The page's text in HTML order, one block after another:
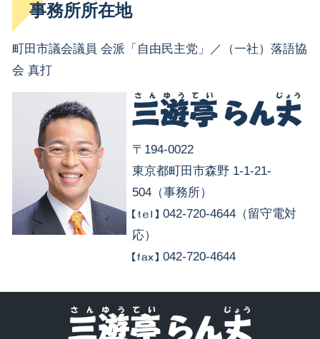
事務所所在地
町田市議会議員 会派「自由民主党」／（一社）落語協
会 真打
〒194-0022
東京都町田市森野 1-1-21-
504（事務所）
042-720-4644（留守電対
応）
042-720-4644